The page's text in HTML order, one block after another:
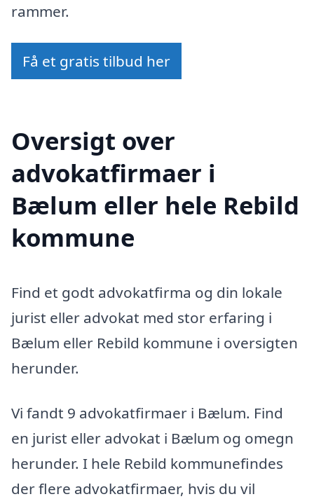
rammer.
Få et gratis tilbud her
Oversigt over
advokatfirmaer i
Bælum eller hele Rebild
kommune
Find et godt advokatfirma og din lokale
jurist eller advokat med stor erfaring i
Bælum eller Rebild kommune i oversigten
herunder.
Vi fandt 9 advokatfirmaer i Bælum. Find
en jurist eller advokat i Bælum og omegn
herunder. I hele Rebild kommunefindes
der flere advokatfirmaer, hvis du vil